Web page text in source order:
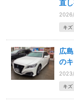
直
キズ
広
の
キズ